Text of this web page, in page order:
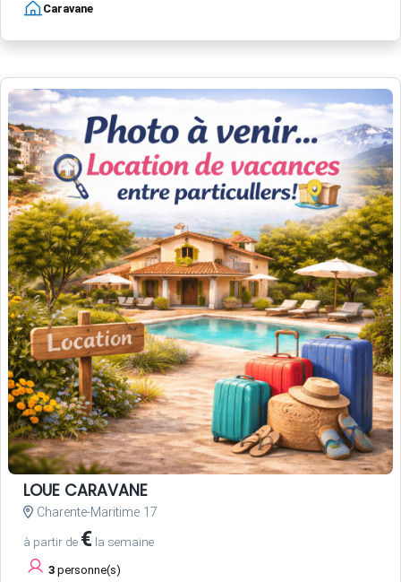
Caravane
LOUE CARAVANE
Charente-Maritime 17
à partir de € la semaine
3 personne(s)